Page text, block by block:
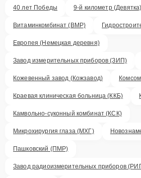
40 лет Победы 9-й километр (Девятка)
Витаминкомбинат (ВМР)
Европея (Немецкая деревня)
Завод измерительных приборов (ЗИП)
Кожевенный завод (Кожзавод)
Краевая клиническая больница (ККБ)
Камвольно-суконный комбинат (КСК)
Микрохирургия глаза (МХГ)
Пашковский (ПМР)
Завод радиоизмерительных приборов